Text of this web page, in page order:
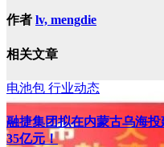
作者 lv, mengdie
相关文章
电池包 行业动态
融捷集团拟在内蒙古乌海
35亿元！